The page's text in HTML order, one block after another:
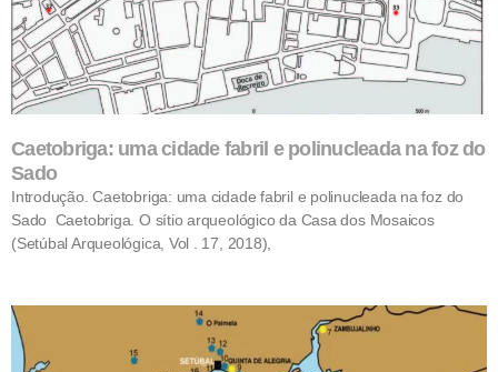
Caetobriga: uma cidade fabril e polinucleada na foz do
Sado
Introdução. Caetobriga: uma cidade fabril e polinucleada na foz do
Sado Caetobriga. O sítio arqueológico da Casa dos Mosaicos
(Setúbal Arqueológica, Vol . 17, 2018),